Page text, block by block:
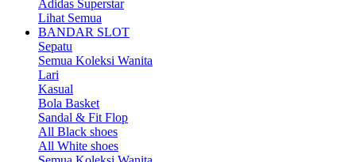
Adidas Superstar
Lihat Semua
BANDAR SLOT
Sepatu
Semua Koleksi Wanita
Lari
Kasual
Bola Basket
Sandal & Fit Flop
All Black shoes
All White shoes